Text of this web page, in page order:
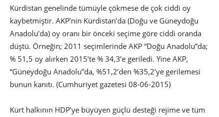
Kürdistan genelinde tümüyle çökmese de çok ciddi oy
kaybetmiştir. AKP’nin Kürdistan’da (Doğu ve Güneydoğu
Anadolu’da) oy oranı bir önceki seçime göre ciddi oranda
düştü. Örneğin; 2011 seçimlerinde AKP “Doğu Anadolu”da;
% 51,5 oy alırken 2015’te % 34,3’e geriledi. Yine AKP,
“Güneydoğu Anadolu”da, %51,2’den %35,2’ye gerilemesi
bunun kanıtı. (Cumhuriyet gazetesi 08-06-2015)
Kürt halkının HDP’ye büyüyen güçlü desteği rejime ve tüm